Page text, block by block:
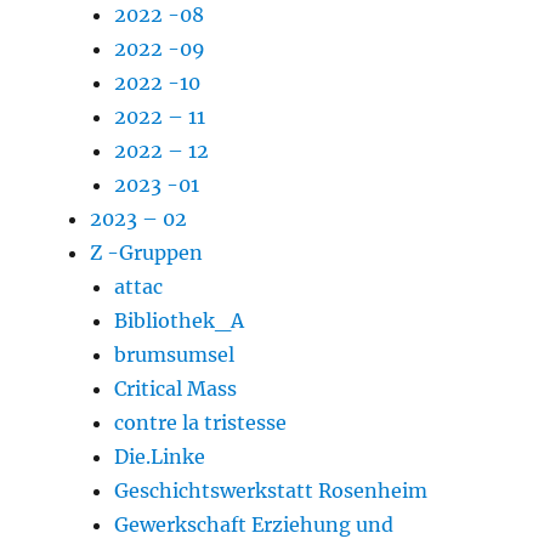
2022 -08
2022 -09
2022 -10
2022 – 11
2022 – 12
2023 -01
2023 – 02
Z -Gruppen
attac
Bibliothek_A
brumsumsel
Critical Mass
contre la tristesse
Die.Linke
Geschichtswerkstatt Rosenheim
Gewerkschaft Erziehung und